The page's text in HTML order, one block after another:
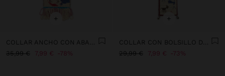
+
35,99 €
7,99 € 78%
+
29,99 €
7,99 € 73%